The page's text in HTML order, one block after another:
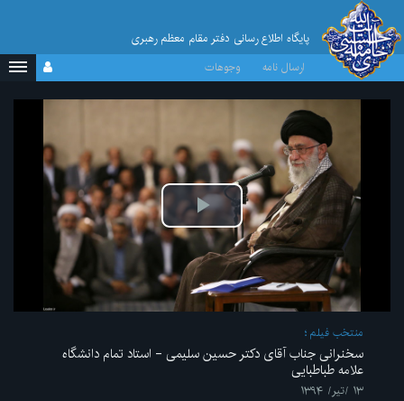
پایگاه اطلاع رسانی دفتر مقام معظم رهبری
ارسال نامه
وجوهات
پخش
ویدیو
منتخب فیلم
سخنرانی جناب آقای دکتر حسین سلیمی - استاد تمام دانشگاه
علامه طباطبایی
۱۳ /تیر/ ۱۳۹۴